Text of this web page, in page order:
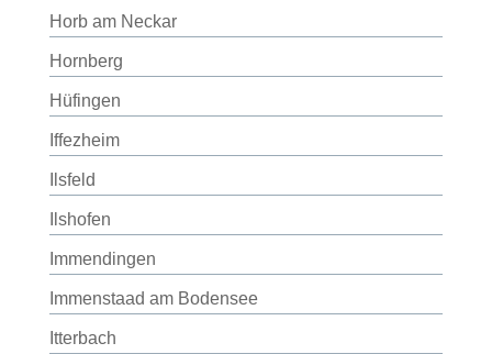
Horb am Neckar
Hornberg
Hüfingen
Iffezheim
Ilsfeld
Ilshofen
Immendingen
Immenstaad am Bodensee
Itterbach